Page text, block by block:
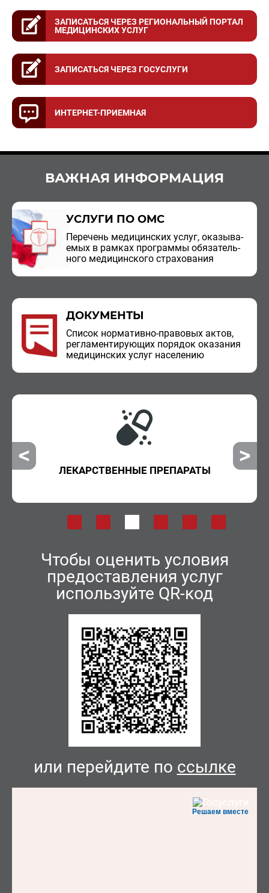
ЗАПИСАТЬСЯ ЧЕРЕЗ РЕГИОНАЛЬНЫЙ ПОРТАЛ
МЕДИЦИНСКИХ УСЛУГ
ЗАПИСАТЬСЯ ЧЕРЕЗ ГОСУСЛУГИ
ИНТЕРНЕТ-ПРИЕМНАЯ
ВАЖНАЯ ИНФОРМАЦИЯ
УСЛУГИ ПО ОМС
Пе­ре­чень ме­ди­цин­ских услуг, ока­зы­ва­
е­мых в рам­ках про­грам­мы обя­за­тель­
но­го ме­ди­цин­ско­го стра­хо­ва­ния
ДОКУМЕНТЫ
Спи­сок нор­ма­тив­но-пра­во­вых актов,
ре­гла­мен­ти­ру­ю­щих по­ря­док ока­за­ния
ме­ди­цин­ских услуг на­се­ле­нию
ЛЕКАРСТВЕННЫЕ ПРЕПАРАТЫ
Чтобы оценить условия
предоставления услуг
используйте QR-код
или перейдите по ссылке
Решаем вместе